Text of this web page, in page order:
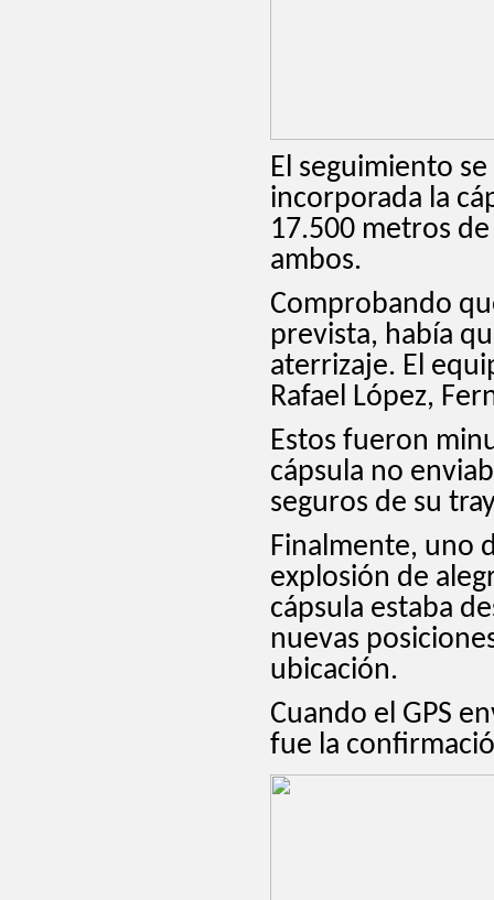
El seguimiento
incorporada la
17.500 metros
ambos.
Comprobando
prevista, había
aterrizaje. El
Rafael López,
Estos fueron
cápsula no
seguros de su
Finalmente, uno
explosión de
cápsula estaba
nuevas
ubicación.
Cuando el GPS
fue la